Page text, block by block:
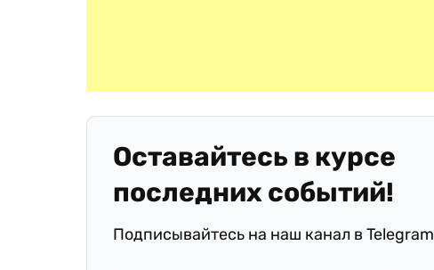
Оставайтесь в курсе
последних событий!
Подписывайтесь на наш канал в Telegram